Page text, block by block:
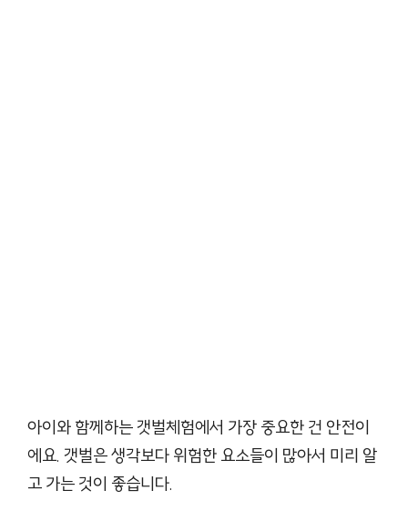
아이와 함께하는 갯벌체험에서 가장 중요한 건 안전이
에요. 갯벌은 생각보다 위험한 요소들이 많아서 미리 알
고 가는 것이 좋습니다.